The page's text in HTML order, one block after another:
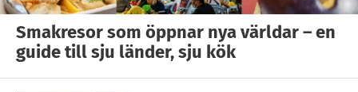
Smakresor som öppnar nya världar – en
guide till sju länder, sju kök